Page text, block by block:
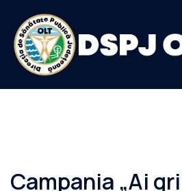
conținut
Campania „Ai